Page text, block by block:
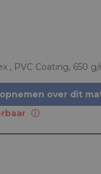
, PVC Coating, 650 g/
over dit